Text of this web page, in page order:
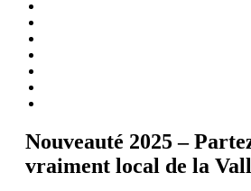
Nouveauté 2025 –
vraiment local de la